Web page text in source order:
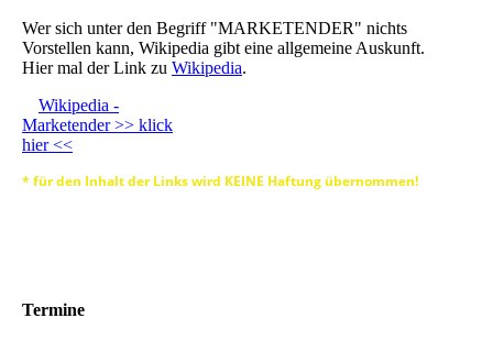
Wer sich unter den Begriff "MARKETENDER" nichts
Vorstellen kann, Wikipedia gibt eine allgemeine Auskunft.
Hier mal der Link zu Wikipedia.
Wikipedia -
Marketender >> klick
hier <<
* für den Inhalt der Links wird KEINE Haftung übernommen!
Termine